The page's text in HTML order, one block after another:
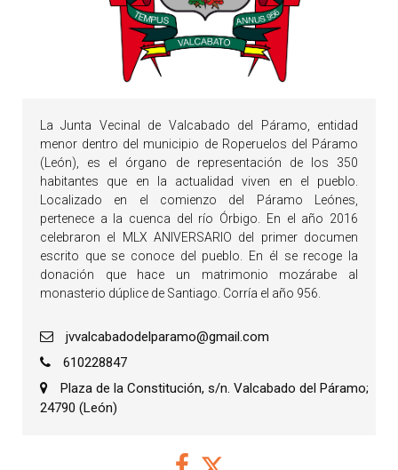
La Junta Vecinal de Valcabado del Páramo, entidad
menor dentro del municipio de Roperuelos del Páramo
(León), es el órgano de representación de los 350
habitantes que en la actualidad viven en el pueblo.
Localizado en el comienzo del Páramo Leónes,
pertenece a la cuenca del río Órbigo. En el año 2016
celebraron el MLX ANIVERSARIO del primer documen
escrito que se conoce del pueblo. En él se recoge la
donación que hace un matrimonio mozárabe al
monasterio dúplice de Santiago. Corría el año 956.
jvvalcabadodelparamo@gmail.com
610228847
Plaza de la Constitución, s/n. Valcabado del Páramo;
24790 (León)